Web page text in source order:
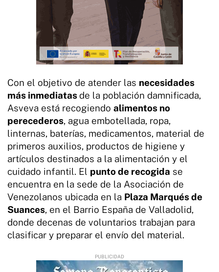
Con el objetivo de atender las necesidades
más inmediatas de la población damnificada,
Asveva está recogiendo alimentos no
perecederos, agua embotellada, ropa,
linternas, baterías, medicamentos, material de
primeros auxilios, productos de higiene y
artículos destinados a la alimentación y el
cuidado infantil. El punto de recogida se
encuentra en la sede de la Asociación de
Venezolanos ubicada en la Plaza Marqués de
Suances, en el Barrio España de Valladolid,
donde decenas de voluntarios trabajan para
clasificar y preparar el envío del material.